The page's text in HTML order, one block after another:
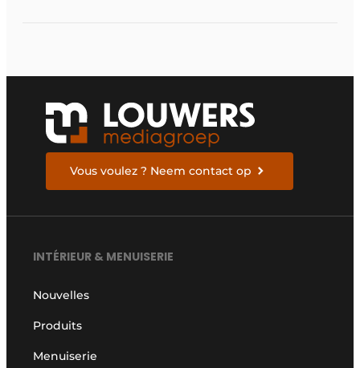
Vous voulez ? Neem contact op
INTÉRIEUR & MENUISERIE
Nouvelles
Produits
Menuiserie